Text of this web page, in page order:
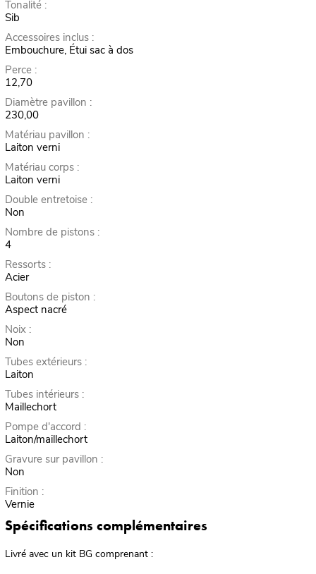
Tonalité :
Sib
Accessoires inclus :
Embouchure, Étui sac à dos
Perce :
12,70
Diamètre pavillon :
230,00
Matériau pavillon :
Laiton verni
Matériau corps :
Laiton verni
Double entretoise :
Non
Nombre de pistons :
4
Ressorts :
Acier
Boutons de piston :
Aspect nacré
Noix :
Non
Tubes extérieurs :
Laiton
Tubes intérieurs :
Maillechort
Pompe d'accord :
Laiton/maillechort
Gravure sur pavillon :
Non
Finition :
Vernie
Spécifications complémentaires
Livré avec un kit BG comprenant :